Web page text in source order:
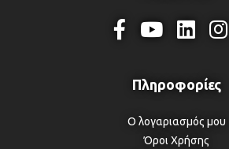
Ο λογαριασμός μου
Όροι Χρήσης